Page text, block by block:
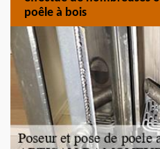
poêle à bois